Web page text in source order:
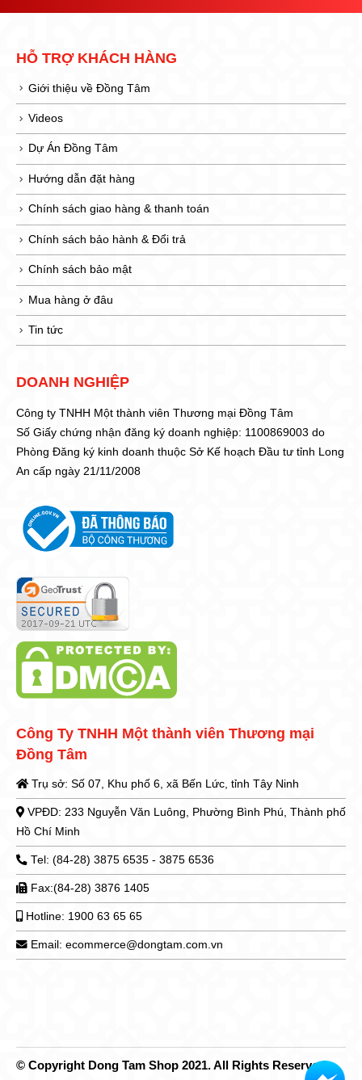
HỖ TRỢ KHÁCH HÀNG
Giới thiệu về Đồng Tâm
Videos
Dự Án Đồng Tâm
Hướng dẫn đặt hàng
Chính sách giao hàng & thanh toán
Chính sách bảo hành & Đổi trả
Chính sách bảo mật
Mua hàng ở đâu
Tin tức
DOANH NGHIỆP
Công ty TNHH Một thành viên Thương mại Đồng Tâm
Số Giấy chứng nhận đăng ký doanh nghiệp: 1100869003 do
Phòng Đăng ký kinh doanh thuộc Sở Kế hoạch Đầu tư tỉnh Long
An cấp ngày 21/11/2008
Công Ty TNHH Một thành viên Thương mại
Đồng Tâm
Trụ sở: Số 07, Khu phố 6, xã Bến Lức, tỉnh Tây Ninh
VPĐD: 233 Nguyễn Văn Luông, Phường Bình Phú, Thành phố
Hồ Chí Minh
Tel: (84-28) 3875 6535 - 3875 6536
Fax:(84-28) 3876 1405
Hotline: 1900 63 65 65
Email: ecommerce@dongtam.com.vn
© Copyright Dong Tam Shop 2021. All Rights Reserved.